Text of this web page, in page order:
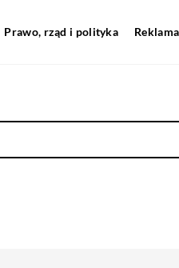
Prawo, rząd i polityka